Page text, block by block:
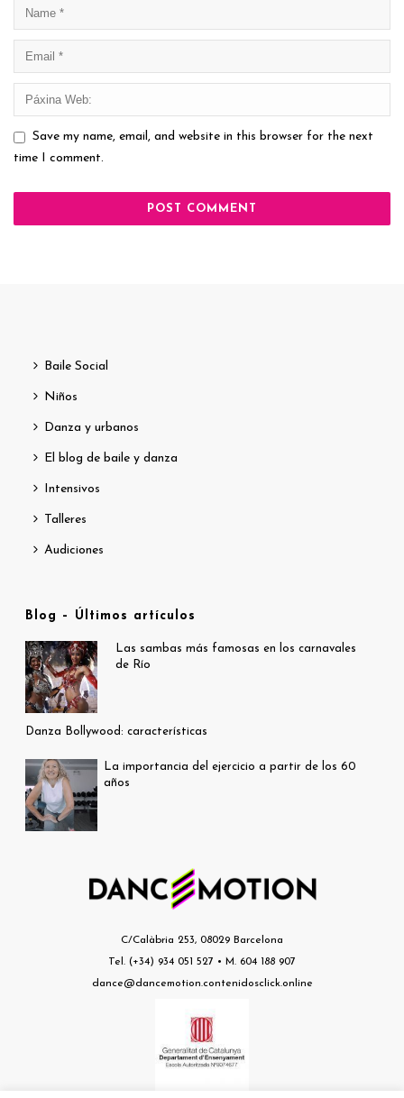
Save my name, email, and website in this browser for the next
time I comment.
Baile Social
Niños
Danza y urbanos
El blog de baile y danza
Intensivos
Talleres
Audiciones
Blog – Últimos artículos
Las sambas más famosas en los carnavales
de Río
Danza Bollywood: características
La importancia del ejercicio a partir de los 60
años
C/Calàbria 253, 08029 Barcelona
Tel. (+34) 934 051 527 • M. 604 188 907
dance@dancemotion.contenidosclick.online